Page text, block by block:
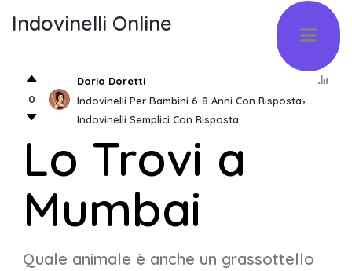
Indovinelli Online
0
Daria Doretti
Indovinelli Per Bambini 6-8 Anni Con Risposta
Indovinelli Semplici Con Risposta
Lo Trovi a
Mumbai
Quale animale è anche un grassottello